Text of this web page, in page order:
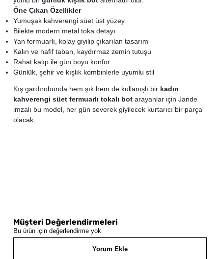
Öne Çıkan Özellikler
Yumuşak kahverengi süet üst yüzey
Bilekte modern metal toka detayı
Yan fermuarlı, kolay giyilip çıkarılan tasarım
Kalın ve hafif taban, kaydırmaz zemin tutuşu
Rahat kalıp ile gün boyu konfor
Günlük, şehir ve kışlık kombinlerle uyumlu stil
Kış gardırobunda hem şık hem de kullanışlı bir kadın
kahverengi süet fermuarlı tokalı botarayanlar için Jande
imzalı bu model, her gün severek giyilecek kurtarıcı bir parça
olacak.
Müşteri Değerlendirmeleri
Bu ürün için değerlendirme yok
Yorum Ekle